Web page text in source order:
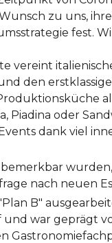
zu uns,
fest.
ver­eint
den
oder
dank viel
nach neuen
B"
war geprägt